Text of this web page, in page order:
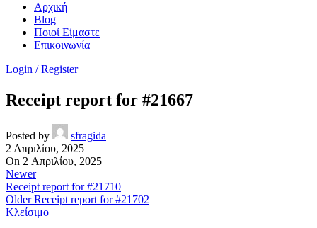
Αρχική
Blog
Ποιοί Είμαστε
Επικοινωνία
Login / Register
Receipt report for #21667
Posted by
sfragida
2 Απριλίου, 2025
On 2 Απριλίου, 2025
Newer
Receipt report for #21710
Older Receipt report for #21702
Κλείσιμο